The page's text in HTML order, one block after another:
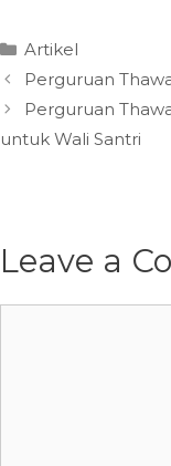
Categories
Artikel
Perguruan
Perguruan
untuk Wali Santri
Leave a